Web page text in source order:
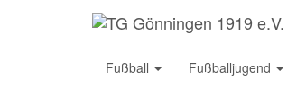
Fußball Fußballjugend